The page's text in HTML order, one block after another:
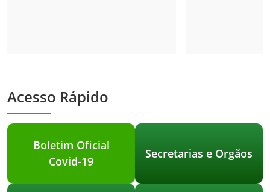
Acesso Rápido
Boletim Oficial
Covid-19
Secretarias e Orgãos